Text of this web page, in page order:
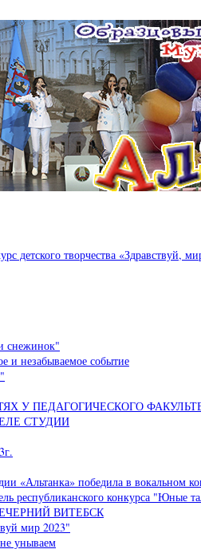
детского творчества «Здравствуй,
снежинок"
и незабываемое событие
У ПЕДАГОГИЧЕСКОГО
СТУДИИ
«Альтанка» победила в вокальном
республиканского конкурса "Юные
ВИТЕБСК
мир 2023"
унываем